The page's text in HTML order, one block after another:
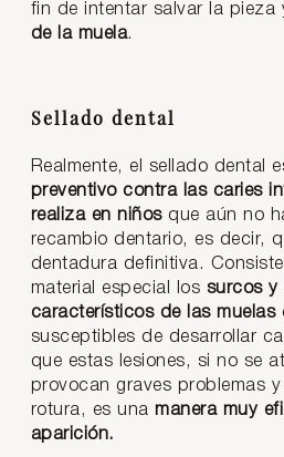
fin de intentar salvar la pieza
de la muela.
Sellado dental
Realmente, el sellado dental
preventivo contra las caries
realiza en niñosque aún no
recambio dentario, es decir,
dentadura definitiva.
material especial los surcos y
característicos de las muelas
susceptibles de desarrollar
que estas lesiones, si no se
provocan graves problemas
rotura, es una manera muy
aparición.